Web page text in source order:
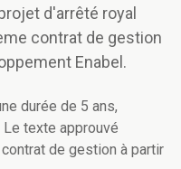
d'arrêté royal
contrat de gestion
Enabel.
durée de 5 ans,
texte approuvé
de gestion à partir